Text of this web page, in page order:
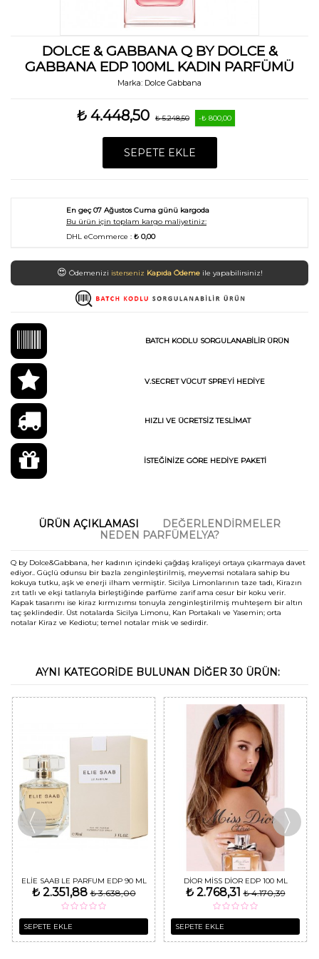
DOLCE & GABBANA Q BY DOLCE &
GABBANA EDP 100ML KADIN PARFÜMÜ
Marka: Dolce Gabbana
₺ 4.448,50 ₺ 5.248,50 -₺ 800,00
SEPETE EKLE
En geç07 Ağustos Cuma günü kargoda
Bu ürün için toplam kargo maliyetiniz:
DHL eCommerce : ₺ 0,00
😍 Ödemenizi isterseniz Kapıda Ödeme ile yapabilirsiniz!
BATCH KODLU SORGULANABİLİR ÜRÜN
V.SECRET VÜCUT SPREYİ HEDİYE
HIZLI VE ÜCRETSİZ TESLİMAT
İSTEĞİNİZE GÖRE HEDİYE PAKETİ
ÜRÜN AÇIKLAMASI
DEĞERLENDIRMELER
NEDEN PARFÜMELYA?
Q by Dolce&Gabbana, her kadının içindeki çağdaş kraliçeyi ortaya çıkarmaya davet
ediyor.. Güçlü odunsu bir bazla zenginleştirilmiş, meyvemsi notalara sahip bu
kokuya tutku, aşk ve enerji ilham vermiştir. Sicilya Limonlarının taze tadı, Kirazın
zıt tatlı ve ekşi tatlarıyla birleştiğinde parfüme zarif ama cesur bir koku verir.
Kapak tasarımı ise kiraz kırmızımsı tonuyla zenginleştirilmiş muhteşem bir altın
taç şeklindedir. Üst notalarda Sicilya Limonu, Kan Portakalı ve Yasemin; orta
notalar Kiraz ve Kediotu; temel notalar misk ve sedirdir.
AYNI KATEGORIDE BULUNAN DIĞER 30 ÜRÜN:
ELIE SAAB LE PARFUM EDP 90 ML
KADIN PARFÜM
₺ 2.351,88₺ 3.638,00
SEPETE EKLE
DIOR MISS DIOR EDP 100 ML
KADIN PARFÜM
₺ 2.768,31₺ 4.170,39
SEPETE EKLE